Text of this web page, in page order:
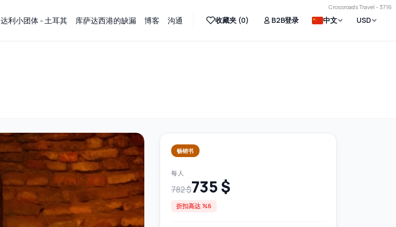
Crossroads Travel - 3716
达利小团体 - 土耳其 库萨达西港的缺漏 博客 沟通 收藏夹 (0) B2B登录 中文 USD
畅销书
每人
782 $735 $
折扣高达 %6